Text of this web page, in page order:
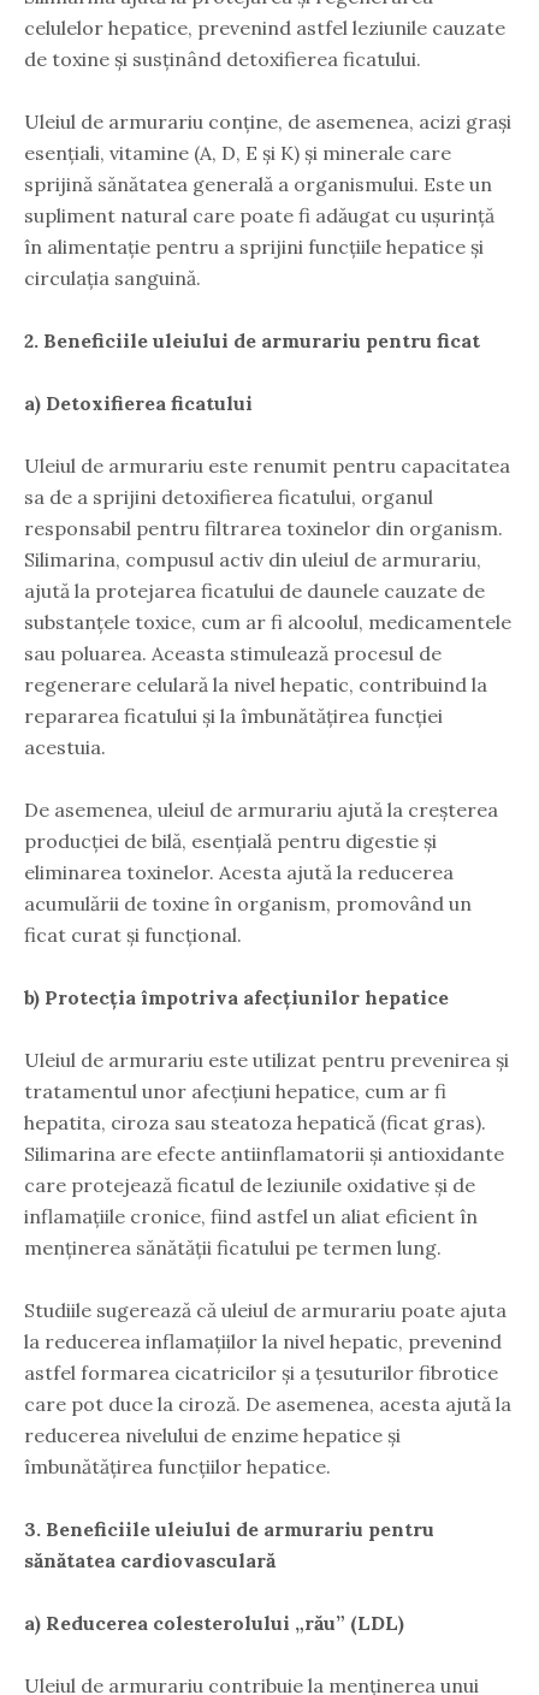
celulelor hepatice, prevenind astfel leziunile cauzate
de toxine și susținând detoxifierea ficatului.
Uleiul de armurariu conține, de asemenea, acizi grași
esențiali, vitamine (A, D, E și K) și minerale care
sprijină sănătatea generală a organismului. Este un
supliment natural care poate fi adăugat cu ușurință
în alimentație pentru a sprijini funcțiile hepatice și
circulația sanguină.
2. Beneficiile uleiului de armurariu pentru ficat
a) Detoxifierea ficatului
Uleiul de armurariu este renumit pentru capacitatea
sa de a sprijini detoxifierea ficatului, organul
responsabil pentru filtrarea toxinelor din organism.
Silimarina, compusul activ din uleiul de armurariu,
ajută la protejarea ficatului de daunele cauzate de
substanțele toxice, cum ar fi alcoolul, medicamentele
sau poluarea. Aceasta stimulează procesul de
regenerare celulară la nivel hepatic, contribuind la
repararea ficatului și la îmbunătățirea funcției
acestuia.
De asemenea, uleiul de armurariu ajută la creșterea
producției de bilă, esențială pentru digestie și
eliminarea toxinelor. Acesta ajută la reducerea
acumulării de toxine în organism, promovând un
ficat curat și funcțional.
b) Protecția împotriva afecțiunilor hepatice
Uleiul de armurariu este utilizat pentru prevenirea și
tratamentul unor afecțiuni hepatice, cum ar fi
hepatita, ciroza sau steatoza hepatică (ficat gras).
Silimarina are efecte antiinflamatorii și antioxidante
care protejează ficatul de leziunile oxidative și de
inflamațiile cronice, fiind astfel un aliat eficient în
menținerea sănătății ficatului pe termen lung.
Studiile sugerează că uleiul de armurariu poate ajuta
la reducerea inflamațiilor la nivel hepatic, prevenind
astfel formarea cicatricilor și a țesuturilor fibrotice
care pot duce la ciroză. De asemenea, acesta ajută la
reducerea nivelului de enzime hepatice și
îmbunătățirea funcțiilor hepatice.
3. Beneficiile uleiului de armurariu pentru
sănătatea cardiovasculară
a) Reducerea colesterolului „rău” (LDL)
Uleiul de armurariu contribuie la menținerea unui